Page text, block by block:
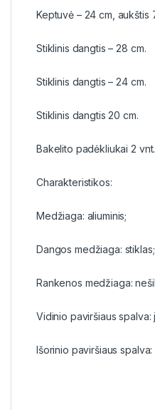
Keptuvė – 24 cm, aukštis
Stiklinis dangtis – 28 cm.
Stiklinis dangtis – 24 cm.
Stiklinis dangtis 20 cm.
Bakelito padėkliukai 2 vnt.
Charakteristikos:
Medžiaga: aliuminis;
Dangos medžiaga: stiklas;
Rankenos medžiaga:
Vidinio paviršiaus spalva:
Išorinio paviršiaus spalva: